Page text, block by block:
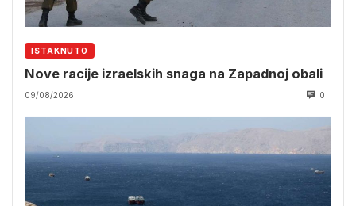
ISTAKNUTO
Nove racije izraelskih snaga na Zapadnoj obali
09/08/2026 0